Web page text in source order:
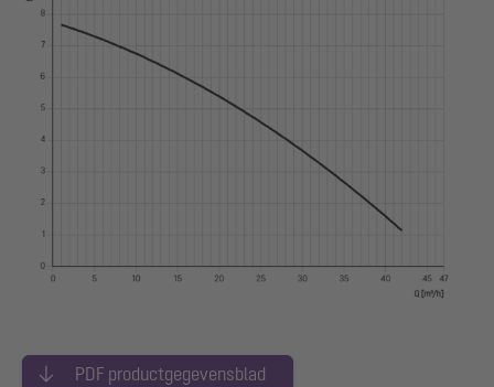
PDF productgegevensblad